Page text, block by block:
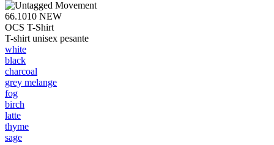
66.1010 NEW
OCS T-Shirt
T-shirt unisex pesante
white
black
charcoal
grey melange
fog
birch
latte
thyme
sage